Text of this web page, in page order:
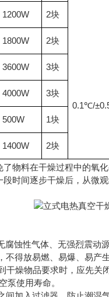
0.1℃/
1200W 2块
1800W 2块
3600W 3块
4000W 3块
500W 1块
1400W 2块
物料在干燥过程中的氧
时间逐步干燥后，从微
蚀性气体、无强烈震动
得放易燃、易爆、易产
干燥物品要求时，应先
泵使用寿命。